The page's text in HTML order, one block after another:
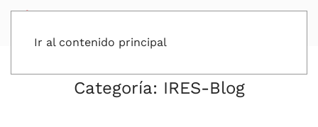
Ir al contenido principal
Categoría: IRES-Blog